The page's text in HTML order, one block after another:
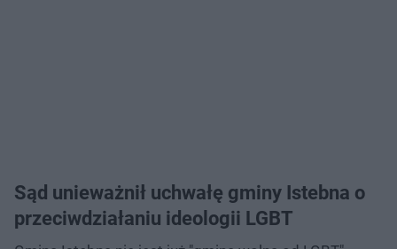
Sąd unieważnił uchwałę gminy Istebna o
przeciwdziałaniu ideologii LGBT